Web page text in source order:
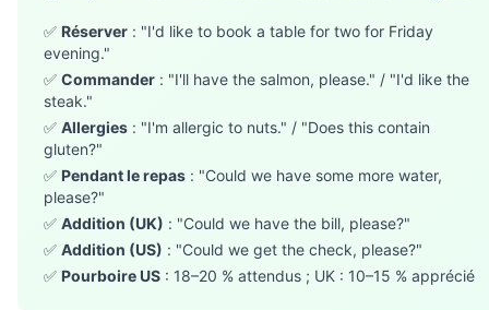
✅ Réserver : "I'd like to book a table for two for Friday
evening."
✅ Commander : "I'll have the salmon, please." / "I'd like the
steak."
✅ Allergies : "I'm allergic to nuts." / "Does this contain
gluten?"
✅ Pendant le repas : "Could we have some more water,
please?"
✅ Addition (UK) : "Could we have the bill, please?"
✅ Addition (US) : "Could we get the check, please?"
✅ Pourboire US : 18–20 % attendus ; UK : 10–15 % apprécié